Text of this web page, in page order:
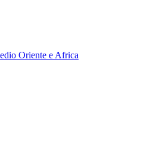
Oriente e Africa